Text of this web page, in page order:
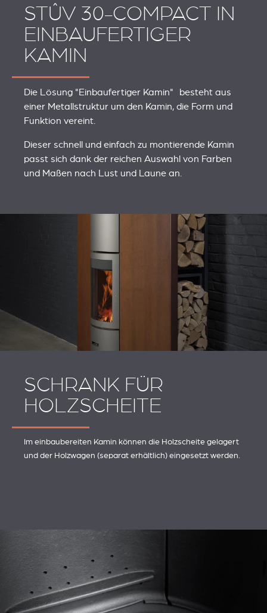
STÛV 30-COMPACT IN
EINBAUFERTIGER
KAMIN
Die Lösung "Einbaufertiger Kamin" besteht aus
einer Metallstruktur um den Kamin, die Form und
Funktion vereint.
Dieser schnell und einfach zu montierende Kamin
passt sich dank der reichen Auswahl von Farben
und Maßen nach Lust und Laune an.
SCHRANK FÜR
HOLZSCHEITE
Im einbaubereiten Kamin können die Holzscheite gelagert
und der Holzwagen (separat erhältlich) eingesetzt werden.